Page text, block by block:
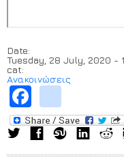
Date:
Tuesday, 28 July, 2020 -
cat:
Ανακοινώσεις